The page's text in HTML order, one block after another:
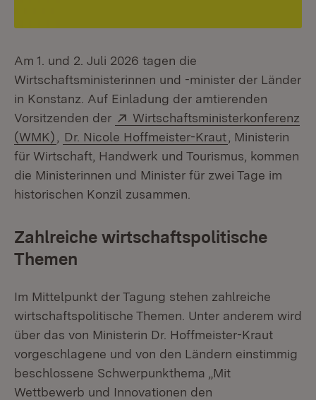
Am 1. und 2. Juli 2026 tagen die
Wirtschaftsministerinnen und -minister der Länder
in Konstanz. Auf Einladung der amtierenden
Vorsitzenden der
Extern:
Wirtschaftsministerkonferenz
(WMK) (Öffnet in neuem Fenster)
Dr. Nicole Hoffmeister-Kraut , Ministerin
für Wirtschaft, Handwerk und Tourismus, kommen
die Ministerinnen und Minister für zwei Tage im
historischen Konzil zusammen.
Zahlreiche wirtschaftspolitische
Themen
Im Mittelpunkt der Tagung stehen zahlreiche
wirtschaftspolitische Themen. Unter anderem wird
über das von Ministerin Dr. Hoffmeister-Kraut
vorgeschlagene und von den Ländern einstimmig
beschlossene Schwerpunkthema „Mit
Wettbewerb und Innovationen den